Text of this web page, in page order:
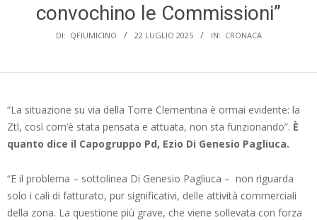
convochino le Commissioni”
DI: QFIUMICINO 22 LUGLIO 2025 IN: CRONACA
“La situazione su via della Torre Clementina è ormai evidente: la
Ztl, così com’è stata pensata e attuata, non sta funzionando”. È
quanto dice il Capogruppo Pd, Ezio Di Genesio Pagliuca.
“E il problema – sottolinea Di Genesio Pagliuca – non riguarda
solo i cali di fatturato, pur significativi, delle attività commerciali
della zona. La questione più grave, che viene sollevata con forza